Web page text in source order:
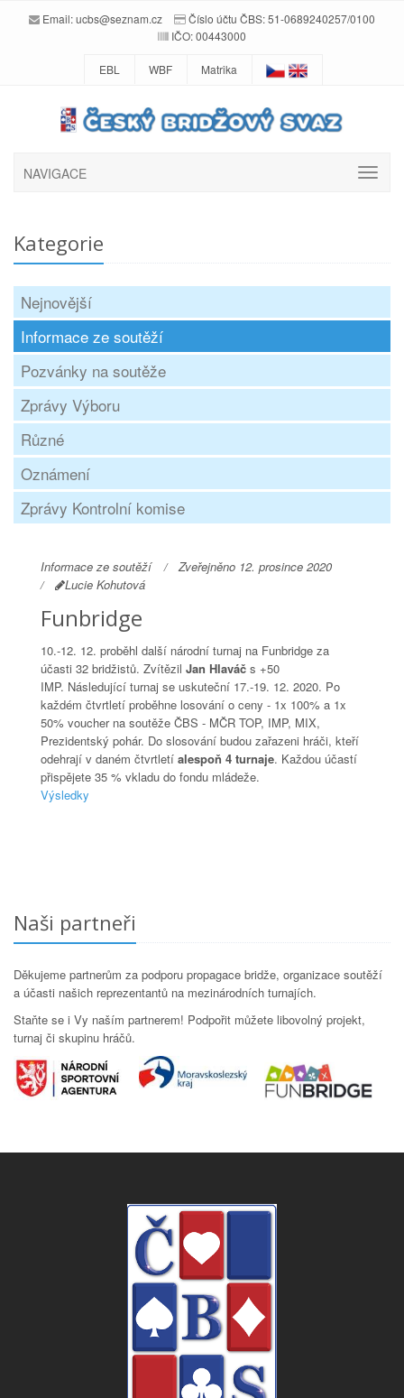
Email:ucbs@seznam.cz
Číslo účtu ČBS: 51-0689240257/0100
IČO: 00443000
EBL WBF Matrika
NAVIGACE
Kategorie
Nejnovější
Informace ze soutěží
Pozvánky na soutěže
Zprávy Výboru
Různé
Oznámení
Zprávy Kontrolní komise
Informace ze soutěží
Zveřejněno 12. prosince 2020
Lucie Kohutová
Funbridge
10.-12. 12. proběhl další národní turnaj na Funbridge za
účasti 32 bridžistů. Zvítězil Jan Hlaváč s +50
IMP. Následující turnaj se uskuteční 17.-19. 12. 2020. Po
každém čtvrtletí proběhne losování o ceny - 1x 100% a 1x
50% voucher na soutěže ČBS - MČR TOP, IMP, MIX,
Prezidentský pohár. Do slosování budou zařazeni hráči, kteří
odehrají v daném čtvrtletí alespoň 4 turnaje. Každou účastí
přispějete 35 % vkladu do fondu mládeže.
Výsledky
Naši partneři
Děkujeme partnerům za podporu propagace bridže, organizace soutěží
a účasti našich reprezentantů na mezinárodních turnajích.
Staňte se i Vy naším partnerem! Podpořit můžete libovolný projekt,
turnaj či skupinu hráčů.